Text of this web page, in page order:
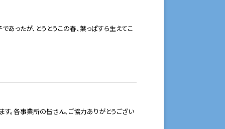
ったが、とうとうこの春、葉っぱすら生えてこ
。各事業所の皆さん、ご協力ありがとうござい